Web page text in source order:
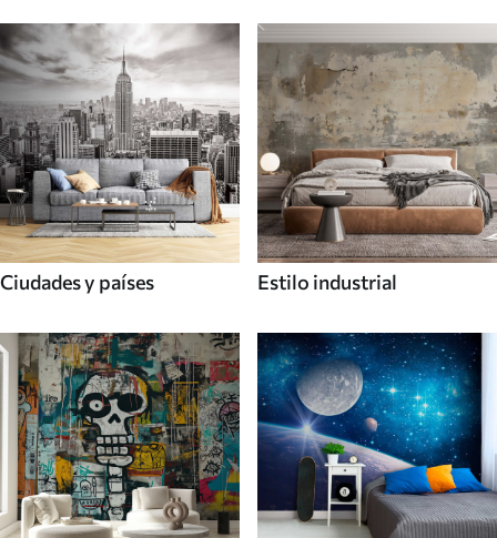
Ciudades y países Estilo industrial